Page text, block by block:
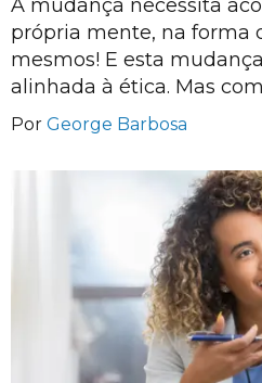
A mudança necessita
própria mente, na forma
mesmos! E esta
alinhada à ética. Mas
Por George Barbosa